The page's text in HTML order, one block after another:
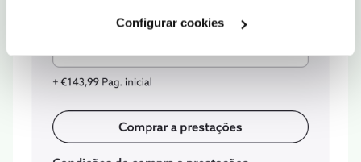
Configurar cookies